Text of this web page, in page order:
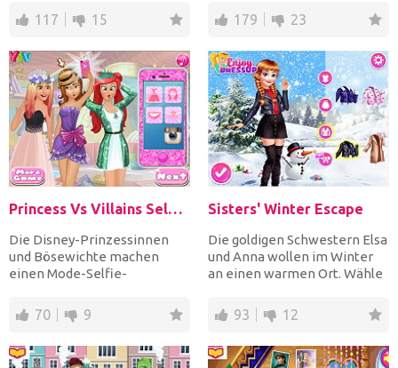
117 15 179 23
Princess Vs Villains Selfie Contest
Die Disney-Prinzessinnen
und Bösewichte machen
einen Mode-Selfie-
die Prinz...
70 9
Sisters' Winter Escape
Die goldigen Schwestern Elsa
und Anna wollen im Winter
an einen warmen Ort. Wähle
93 12